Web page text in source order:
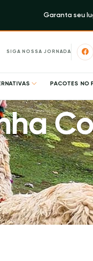
Garanta seu
SIGA NOSSA JORNADA
PACOTES NO